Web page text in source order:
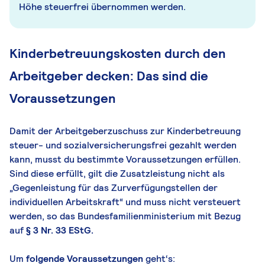
Höhe steuerfrei übernommen werden.
Kinderbetreuungskosten durch den
Arbeitgeber decken: Das sind die
Voraussetzungen
Damit der Arbeitgeberzuschuss zur Kinderbetreuung
steuer- und sozialversicherungsfrei gezahlt werden
kann, musst du bestimmte Voraussetzungen erfüllen.
Sind diese erfüllt, gilt die Zusatzleistung nicht als
„Gegenleistung für das Zurverfügungstellen der
individuellen Arbeitskraft“ und muss nicht versteuert
werden, so das Bundesfamilienministerium mit Bezug
auf§ 3 Nr. 33 EStG.
Um folgende Voraussetzungengeht‘s: